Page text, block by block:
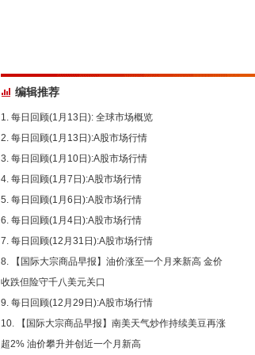
编辑推荐
每日回顾(1月13日): 全球市场概览
每日回顾(1月13日):A股市场行情
每日回顾(1月10日):A股市场行情
每日回顾(1月7日):A股市场行情
每日回顾(1月6日):A股市场行情
每日回顾(1月4日):A股市场行情
每日回顾(12月31日):A股市场行情
【国际大宗商品早报】油价涨至一个月来新高 金价
收跌但险守千八美元关口
每日回顾(12月29日):A股市场行情
【国际大宗商品早报】南美天气炒作持续美豆再涨
超2% 油价攀升并创近一个月新高